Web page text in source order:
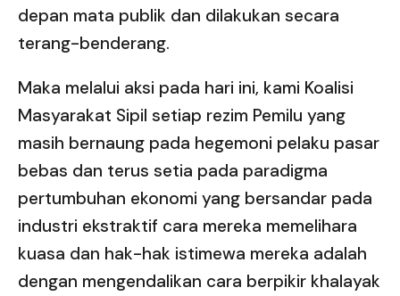
depan mata publik dan dilakukan secara
terang-benderang.
Maka melalui aksi pada hari ini, kami Koalisi
Masyarakat Sipil setiap rezim Pemilu yang
masih bernaung pada hegemoni pelaku pasar
bebas dan terus setia pada paradigma
pertumbuhan ekonomi yang bersandar pada
industri ekstraktif cara mereka memelihara
kuasa dan hak-hak istimewa mereka adalah
dengan mengendalikan cara berpikir khalayak